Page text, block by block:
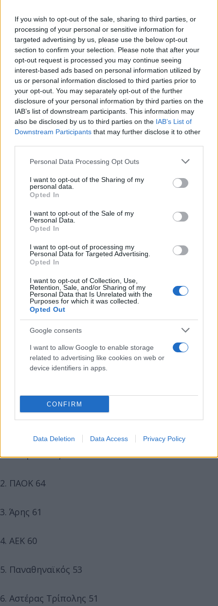
If you wish to opt-out of the sale, sharing to third parties, or
processing of your personal or sensitive information for
targeted advertising by us, please use the below opt-out
section to confirm your selection. Please note that after your
opt-out request is processed you may continue seeing
interest-based ads based on personal information utilized by
us or personal information disclosed to third parties prior to
your opt-out. You may separately opt-out of the further
disclosure of your personal information by third parties on the
IAB’s list of downstream participants. This information may
also be disclosed by us to third parties on the IAB’s List of
Downstream Participants that may further disclose it to other
Please note that this website/app uses one or more Google
not limited to your visit or usage behaviour. You may click to
grant or deny consent to Google and its third-party tags to
use your data for below specified purposes in below Google
consent section.
Personal Data Processing Opt Outs
I want to opt-out of the Sharing of my
personal data.
Opted In
I want to opt-out of the Sale of my
Personal Data.
Opted In
I want to opt-out of processing my
Personal Data for Targeted Advertising.
Opted In
I want to opt-out of Collection, Use,
Retention, Sale, and/or Sharing of my
Personal Data that Is Unrelated with the
Purposes for which it was collected.
Opted Out
Google consents
I want to allow Google to enable storage
related to advertising like cookies on web or
device identifiers in apps.
CONFIRM
Data Deletion Data Access Privacy Policy
ΑΕΚ - Άρης 0-0
Παναθηναϊκός - Ολυμπιακός 1-4
ΠΑΟΚ - Αστέρας Τρίπολης 0-1
1. Ολυμπιακός 90
2. ΠΑΟΚ 64
3. Άρης 61
4. ΑΕΚ 60
5. Παναθηναϊκός 53
6. Αστέρας Τρίπολης 51